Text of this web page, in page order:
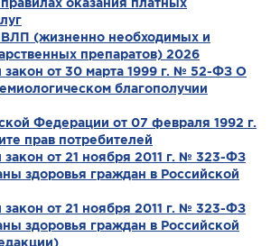
(жизненно необходимых и
препаратов) 2026
от 30 марта 1999 г. № 52-ФЗ О
благополучии
Федерации от 07 февраля 1992 г.
прав потребителей
от 21 ноября 2011 г. № 323-ФЗ
здоровья граждан в Российской
от 21 ноября 2011 г. № 323-ФЗ
здоровья граждан в Российской